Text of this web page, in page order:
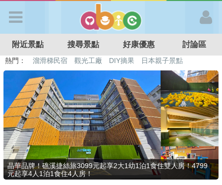
APP登入
首 頁
搜尋景點
好康優惠
最新消息
附近景點 搜尋景點 好康優惠 討論區
熱門： 溜滑梯民宿 觀光工廠 DIY摘果
日本親子景點
特色遊戲場
親子住房優惠 台北親子餐廳 溫泉泡湯SPA
晶華品牌！礁溪捷絲旅3099元起享2大1幼1泊1食住雙人房！4799
元起享4人1泊1食住4人房！